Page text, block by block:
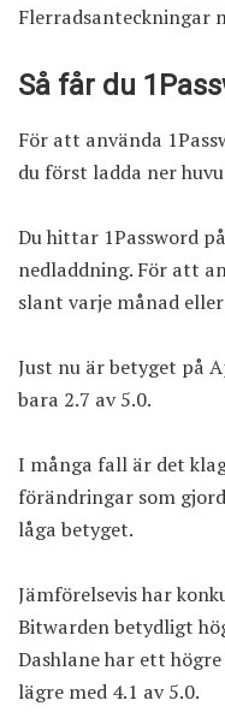
Flerradsanteckningar
Så får du
För att använda
du först ladda ner
Du hittar 1Password
nedladdning. För att
slant varje månad
Just nu är betyget på
bara 2.7 av 5.0.
I många fall är det
förändringar som
låga betyget.
Jämförelsevis har
Bitwarden betydligt
Dashlane har ett högre
lägre med 4.1 av 5.0.